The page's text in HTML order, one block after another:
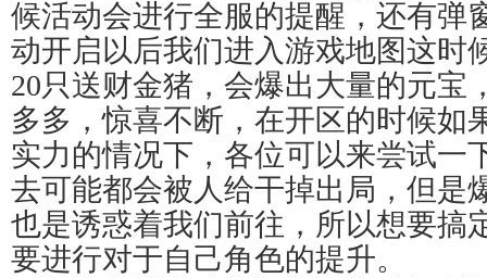
候活动会进行全服的提醒，还有弹
动开启以后我们进入游戏地图这时
20只送财金猪，会爆出大量的元宝
多多，惊喜不断，在开区的时候如
实力的情况下，各位可以来尝试一
去可能都会被人给干掉出局，但是
也是诱惑着我们前往，所以想要搞
要进行对于自己角色的提升。